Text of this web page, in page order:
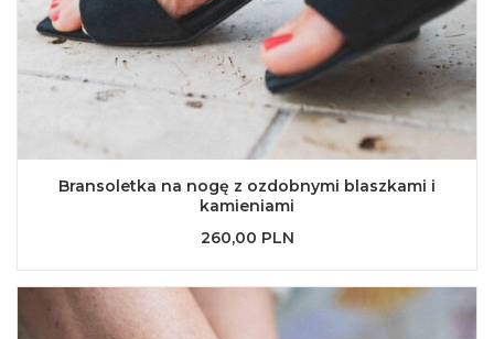
Bransoletka na nogę z ozdobnymi blaszkami i
kamieniami
260,00 PLN